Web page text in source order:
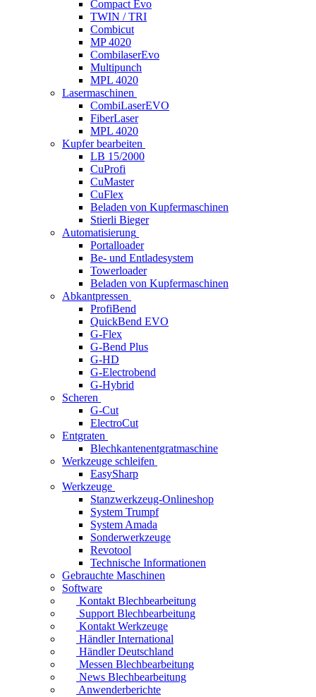
Compact Evo
TWIN / TRI
Combicut
MP 4020
CombilaserEvo
Multipunch
MPL 4020
Lasermaschinen
CombiLaserEVO
FiberLaser
MPL 4020
Kupfer bearbeiten
LB 15/2000
CuProfi
CuMaster
CuFlex
Beladen von Kupfermaschinen
Stierli Bieger
Automatisierung
Portalloader
Be- und Entladesystem
Towerloader
Beladen von Kupfermaschinen
Abkantpressen
ProfiBend
QuickBend EVO
G-Flex
G-Bend Plus
G-HD
G-Electrobend
G-Hybrid
Scheren
G-Cut
ElectroCut
Entgraten
Blechkantenentgratmaschine
Werkzeuge schleifen
EasySharp
Werkzeuge
Stanzwerkzeug-Onlineshop
System Trumpf
System Amada
Sonderwerkzeuge
Revotool
Technische Informationen
Gebrauchte Maschinen
Software
Kontakt Blechbearbeitung
Support Blechbearbeitung
Kontakt Werkzeuge
Händler International
Händler Deutschland
Messen Blechbearbeitung
News Blechbearbeitung
Anwenderberichte